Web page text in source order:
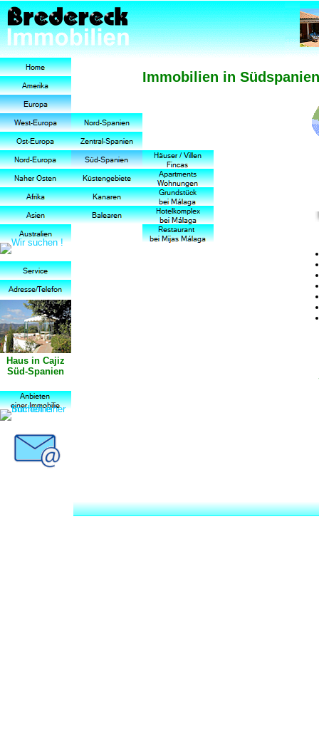
Immobilien in Südspanien
Haus in Cajiz
Süd-Spanien